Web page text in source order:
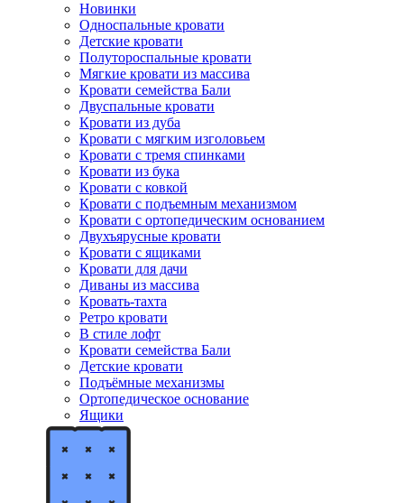
Новинки
Односпальные кровати
Детские кровати
Полутороспальные кровати
Мягкие кровати из массива
Кровати семейства Бали
Двуспальные кровати
Кровати из дуба
Кровати с мягким изголовьем
Кровати с тремя спинками
Кровати из бука
Кровати с ковкой
Кровати с подъемным механизмом
Кровати с ортопедическим основанием
Двухъярусные кровати
Кровати с ящиками
Кровати для дачи
Диваны из массива
Кровать-тахта
Ретро кровати
В стиле лофт
Кровати семейства Бали
Детские кровати
Подъёмные механизмы
Ортопедическое основание
Ящики